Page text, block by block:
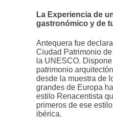
La Experiencia de
gastronómico y de
Antequera fue
Ciudad Patrimonio
la UNESCO.
patrimonio
desde la muestra de
grandes de Europa
estilo Renacentista
primeros de ese
ibérica.